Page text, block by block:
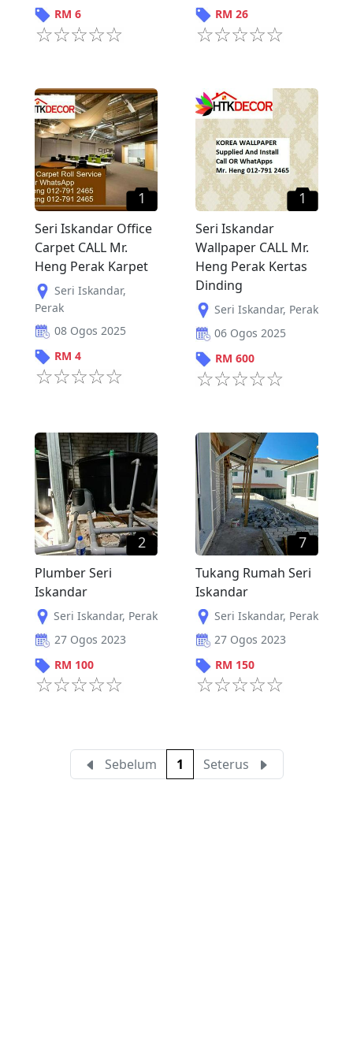
RM 6
RM 26
1
Seri Iskandar Office
Carpet CALL Mr.
Heng Perak Karpet
Seri Iskandar,
Perak
08 Ogos 2025
RM 4
1
Seri Iskandar
Wallpaper CALL Mr.
Heng Perak Kertas
Dinding
Seri Iskandar, Perak
06 Ogos 2025
RM 600
2
Plumber Seri
Iskandar
Seri Iskandar, Perak
27 Ogos 2023
RM 100
7
Tukang Rumah Seri
Iskandar
Seri Iskandar, Perak
27 Ogos 2023
RM 150
Sebelum 1 Seterus